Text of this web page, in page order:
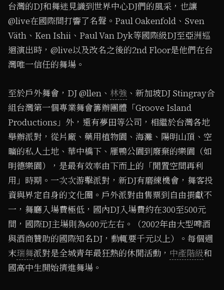
台灣的DJ和舞迷見識到世界中心DJ們的風采，也讓
@live在國際間打響了名聲。Paul Oakenfold、Sven
Väth、Ken Ishii、Paul Van Dyk等國際級DJ至亞洲巡
迴演出時，@live以及改名之後的2nd Floor是他們在台
灣唯一信任的舞場。
至於戶外舞會，DJ @llen、 林強 、新加坡DJ Stingray合
組台灣第一個專業舞會籌辦團體「Groove Island
Productions」外，還有夢田等公司，相繼於台灣各地
舉辦派對，從片廠、藥用植物園、海灘、陽明山頂、空
曠的私人土地、華中橋下、雁鴨公園到廢棄的樂園（如
明德樂園），是最有效率由下而上的「閒置空間再利
用」時期。一次次游擊派對，新DJ有磨練機會，舞客投
資與界定自身的文化圈。戶外派對由售票到自由捐獻不
一，舞廳入場費極低，國內DJ入場費約在300至500元
間，國際DJ主場則為600元左右。（2002年由大型啤酒
與酒商贊助的國際知名DJ，動輒要千元以上）。每個週
末瑞舞派對是全城青年最狂熱的休閒活動， 中產階級和
國高中生開始擠進舞場。